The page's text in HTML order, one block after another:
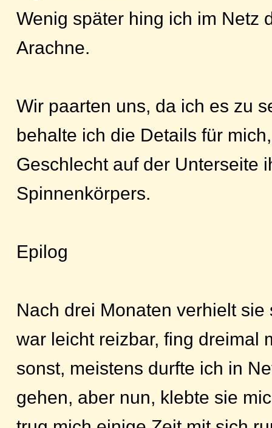
Wenig später hing ich im Netz
Arachne.
Wir paarten uns, da ich es zu
behalte ich die Details für
Geschlecht auf der Unterseite
Spinnenkörpers.
Epilog
Nach drei Monaten verhielt sie
war leicht reizbar, fing dreimal
sonst, meistens durfte ich in
gehen, aber nun, klebte sie